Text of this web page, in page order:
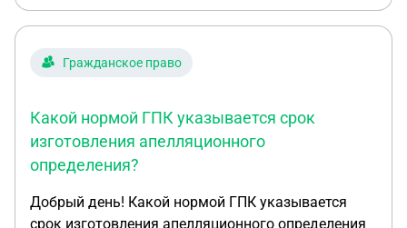
Изначально заявление должника об отсрочке
рассматривал районный суд по первой инстанции
(отказ в отсрочке). Областной суд отменил
определение районного и предоставил отсрочку.
определение областного суда. То бишь прошло
всего три инстанции по КАС РФ (первая,
апелляция и кассация) И на этом что — разве всё,
заявляясь в Верховный суд?
Гражданское право
Какой нормой ГПК указывается срок
изготовления апелляционного
определения?
Добрый день! Какой нормой ГПК указывается
срок изготовления апелляционного определения